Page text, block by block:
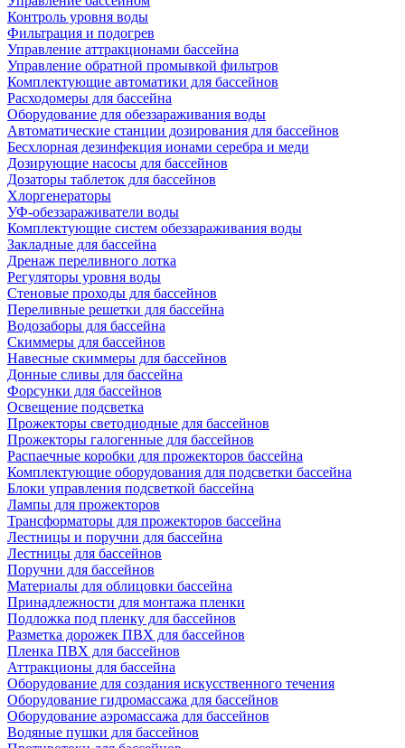
Контроль уровня воды
Фильтрация и подогрев
Управление аттракционами бассейна
Управление обратной промывкой фильтров
Комплектующие автоматики для бассейнов
Расходомеры для бассейна
Оборудование для обеззараживания воды
Автоматические станции дозирования для бассейнов
Беcхлорная дезинфекция ионами серебра и меди
Дозирующие насосы для бассейнов
Дозаторы таблеток для бассейнов
Хлоргенераторы
УФ-обеззараживатели воды
Комплектующие систем обеззараживания воды
Закладные для бассейна
Дренаж переливного лотка
Регуляторы уровня воды
Стеновые проходы для бассейнов
Переливные решетки для бассейна
Водозаборы для бассейна
Скиммеры для бассейнов
Навесные скиммеры для бассейнов
Донные сливы для бассейна
Форсунки для бассейнов
Освещение подсветка
Прожекторы светодиодные для бассейнов
Прожекторы галогенные для бассейнов
Распаечные коробки для прожекторов бассейна
Комплектующие оборудования для подсветки бассейна
Блоки управления подсветкой бассейна
Лампы для прожекторов
Трансформаторы для прожекторов бассейна
Лестницы и поручни для бассейна
Лестницы для бассейнов
Поручни для бассейнов
Материалы для облицовки бассейна
Принадлежности для монтажа пленки
Подложка под пленку для бассейнов
Разметка дорожек ПВХ для бассейнов
Пленка ПВХ для бассейнов
Аттракционы для бассейна
Оборудование для создания искусственного течения
Оборудование гидромассажа для бассейнов
Оборудование аэромассажа для бассейнов
Водяные пушки для бассейнов